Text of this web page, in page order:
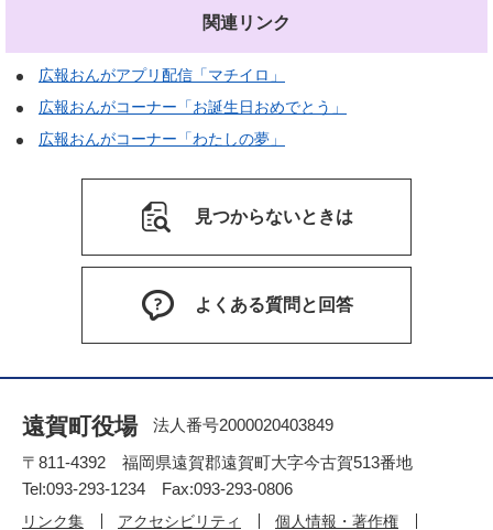
関連リンク
広報おんがアプリ配信「マチイロ」
広報おんがコーナー「お誕生日おめでとう」
広報おんがコーナー「わたしの夢」
見つからないときは
よくある質問と回答
遠賀町役場
法人番号2000020403849
〒811-4392 福岡県遠賀郡遠賀町大字今古賀513番地
Tel:093-293-1234 Fax:093-293-0806
リンク集 アクセシビリティ 個人情報・著作権